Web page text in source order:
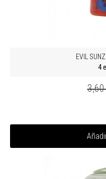
EVIL
4